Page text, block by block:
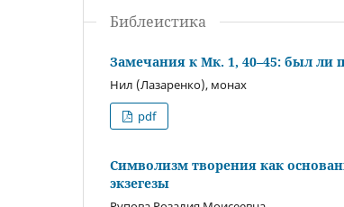
Библеистика
Замечания к Мк. 1, 40–45: был ли
Нил (Лазаренко), монах
pdf
Символизм творения как
экзегезы